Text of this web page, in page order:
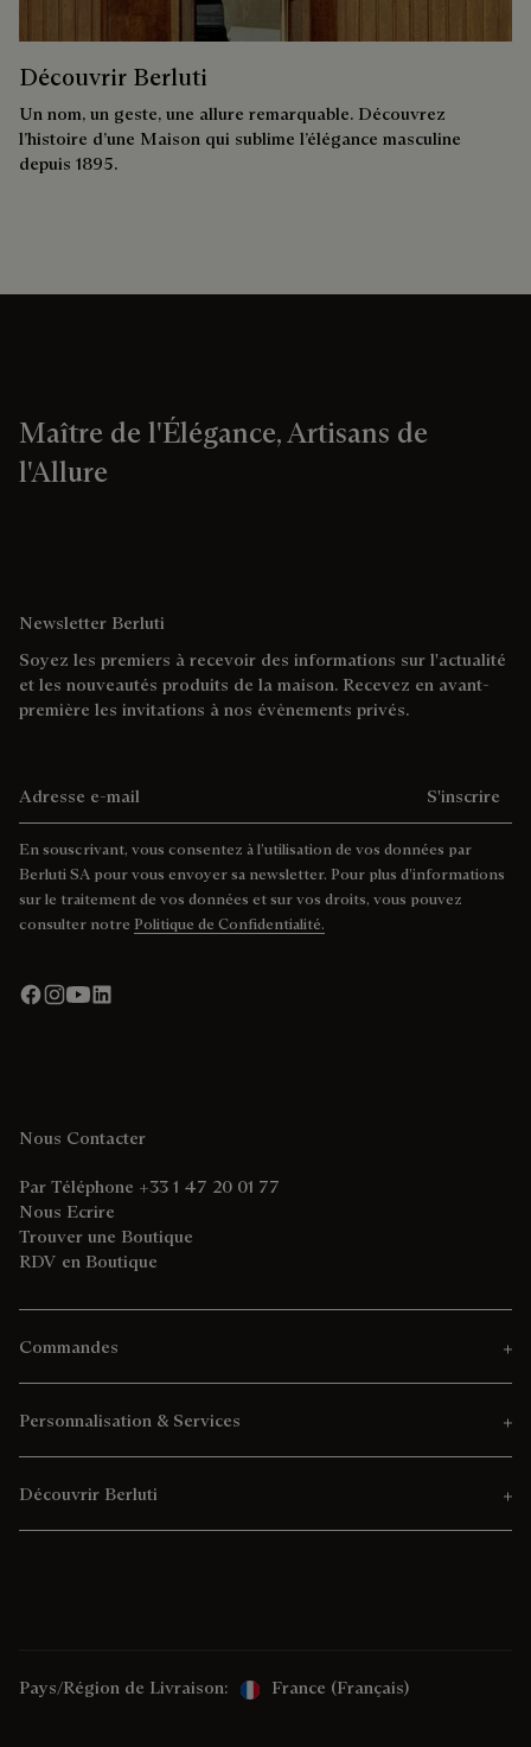
Découvrir Berluti
Un nom, un geste, une allure remarquable. Découvrez
l’histoire d’une Maison qui sublime l’élégance masculine
depuis 1895.
Maître de l'Élégance, Artisans de
l'Allure
Newsletter Berluti
Soyez les premiers à recevoir des informations sur l'actualité
et les nouveautés produits de la maison. Recevez en avant-
première les invitations à nos évènements privés.
S'inscrire
En souscrivant, vous consentez à l’utilisation de vos données par
Berluti SA pour vous envoyer sa newsletter. Pour plus d’informations
sur le traitement de vos données et sur vos droits, vous pouvez
consulter notre Politique de Confidentialité.
Nous Contacter
Par Téléphone +33 1 47 20 01 77
Nous Ecrire
Trouver une Boutique
RDV en Boutique
Commandes
Personnalisation & Services
Découvrir Berluti
Pays/Région de Livraison: France (français)